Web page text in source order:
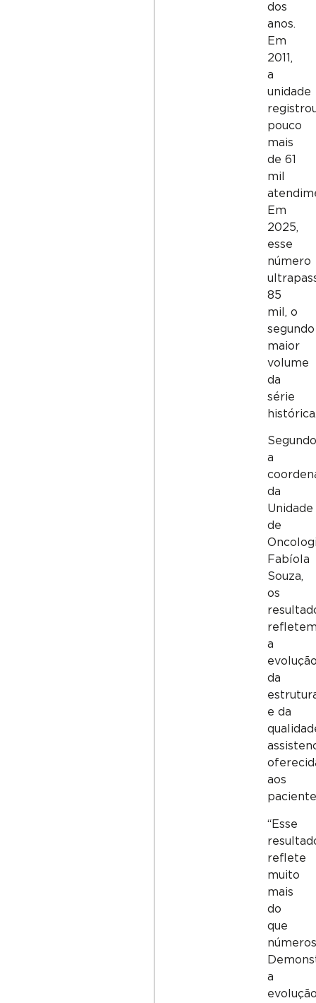
dos
anos.
Em
2011,
a
unidade
pouco
mais
de 61
mil
Em
2025,
esse
número
85
mil, o
segundo
maior
volume
da
série
Segundo
a
da
Unidade
de
Fabíola
Souza,
os
a
da
e da
aos
“Esse
reflete
muito
mais
do
que
a